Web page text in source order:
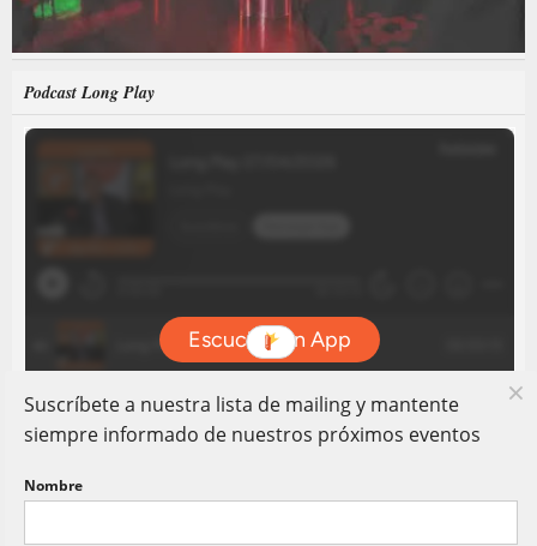
Podcast Long Play
Suscríbete a nuestra lista de mailing y mantente
siempre informado de nuestros próximos eventos
Nombre